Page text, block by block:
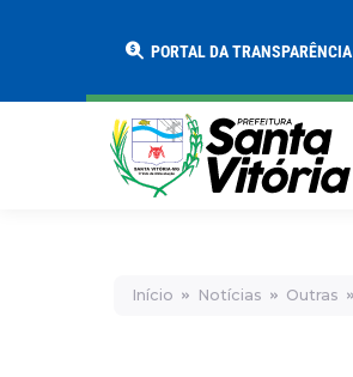
PORTAL DA TRANSPARÊNCIA
Início Notícias Outras